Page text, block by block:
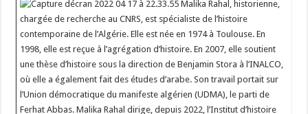
Malika Rahal, historienne,
chargée de recherche au CNRS, est spécialiste de l’histoire
contemporaine de l’Algérie. Elle est née en 1974 à Toulouse. En
1998, elle est reçue à l’agrégation d’histoire. En 2007, elle soutient
une thèse d’histoire sous la direction de Benjamin Stora à l’INALCO,
où elle a également fait des études d’arabe. Son travail portait sur
l’Union démocratique du manifeste algérien (UDMA), le parti de
Ferhat Abbas. Malika Rahal dirige, depuis 2022, l’Institut d’histoire